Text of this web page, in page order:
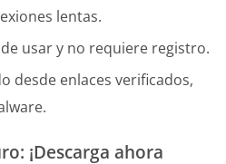
lentas.
usar y no requiere registro.
desde enlaces verificados,
¡Descarga ahora